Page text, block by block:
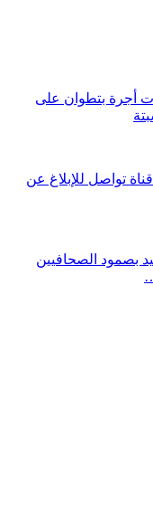
أجرة بتطوان على
تواصل للإبلاغ عن
بصمود الصحافيين